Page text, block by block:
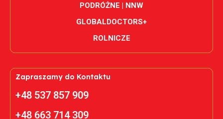
PODRÓŻNE | NNW
GLOBALDOCTORS+
ROLNICZE
Zapraszamy do Kontaktu
+48 537 857 909
+48 663 714 309